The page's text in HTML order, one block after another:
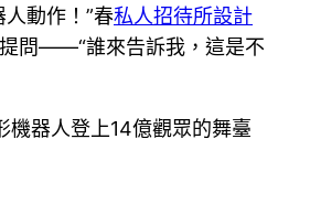
動作！”春私人招待所設計
提問——“誰來告訴我，這是不
機器人登上14億觀眾的舞臺